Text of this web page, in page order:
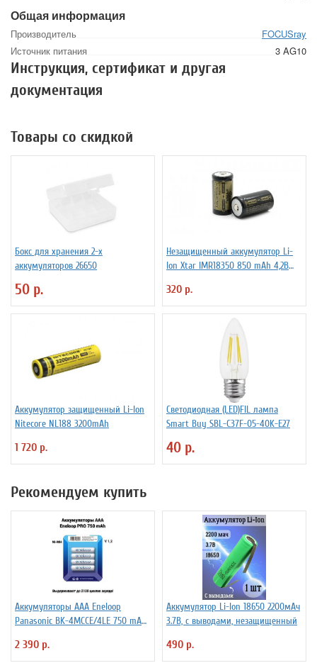
Общая информация
Производитель
FOCUSray
Источник питания
3 AG10
Инструкция, сертификат и другая
документация
Товары со скидкой
Бокс для хранения 2-х
аккумуляторов 26650
50 р.
Незащищенный аккумулятор Li-
Ion Xtar IMR18350 850 mAh 4,2В
320 р.
Аккумулятор защищенный Li-Ion
Niteсore NL188 3200mAh
1 720 р.
Светодиодная (LED)FIL лампа
Smart Buy SBL-C37F-05-40K-E27
40 р.
Рекомендуем купить
Аккумуляторы ААА Еneloop
Panasonic BK-4MCCE/4LE 750 mAh
2 390 р.
Аккумулятор Li-Ion 18650 2200мАч
3.7В, с выводами, незащищенный
490 р.